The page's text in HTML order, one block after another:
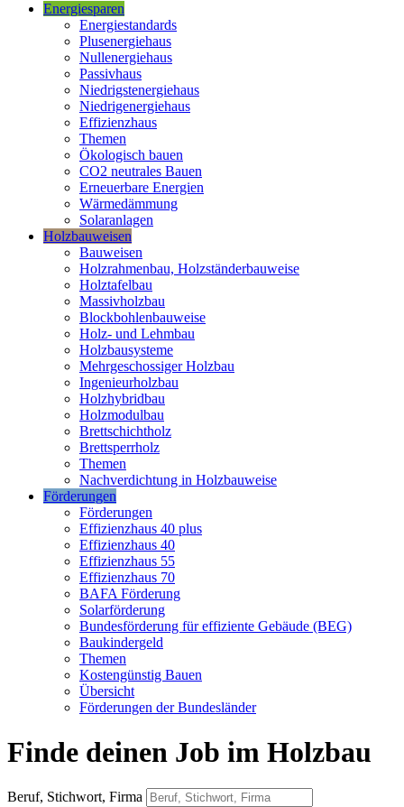
Energiesparen
Energiestandards
Plusenergiehaus
Nullenergiehaus
Passivhaus
Niedrigstenergiehaus
Niedrigenergiehaus
Effizienzhaus
Themen
Ökologisch bauen
CO2 neutrales Bauen
Erneuerbare Energien
Wärmedämmung
Solaranlagen
Holzbauweisen
Bauweisen
Holzrahmenbau, Holzständerbauweise
Holztafelbau
Massivholzbau
Blockbohlenbauweise
Holz- und Lehmbau
Holzbausysteme
Mehrgeschossiger Holzbau
Ingenieurholzbau
Holzhybridbau
Holzmodulbau
Brettschichtholz
Brettsperrholz
Themen
Nachverdichtung in Holzbauweise
Förderungen
Förderungen
Effizienzhaus 40 plus
Effizienzhaus 40
Effizienzhaus 55
Effizienzhaus 70
BAFA Förderung
Solarförderung
Bundesförderung für effiziente Gebäude (BEG)
Baukindergeld
Themen
Kostengünstig Bauen
Übersicht
Förderungen der Bundesländer
Finde deinen Job im Holzbau
Beruf, Stichwort, Firma